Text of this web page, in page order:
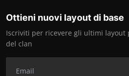
Ottieni nuovi layout di base
Iscriviti per ricevere gli ultimi layout
del clan